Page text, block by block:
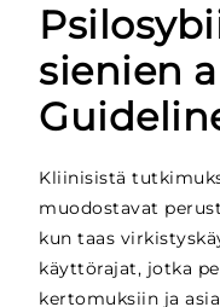
sienien
Kliinisistä
muodostavat
kun taas
käyttörajat, jotka
kertomuksiin ja